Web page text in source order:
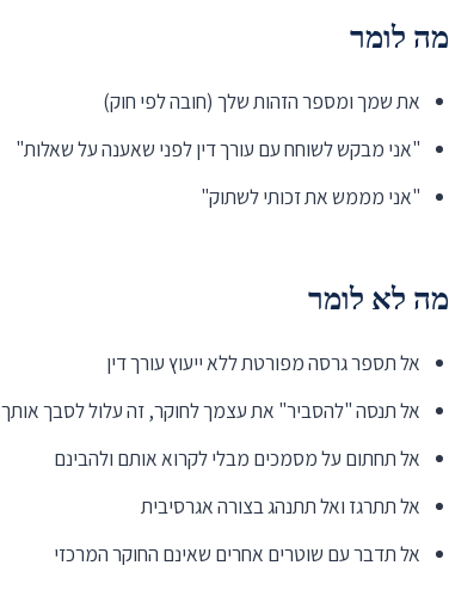
מה לומר
את שמך ומספר הזהות שלך (חובה לפי חוק)
"אני מבקש לשוחח עם עורך דין לפני שאענה על שאלות"
"אני מממש את זכותי לשתוק"
מה לא לומר
אל תספר גרסה מפורטת ללא ייעוץ עורך דין
אל תנסה "להסביר" את עצמך לחוקר, זה עלול לסבך אותך
אל תחתום על מסמכים מבלי לקרוא אותם ולהבינם
אל תתרגז ואל תתנהג בצורה אגרסיבית
אל תדבר עם שוטרים אחרים שאינם החוקר המרכזי